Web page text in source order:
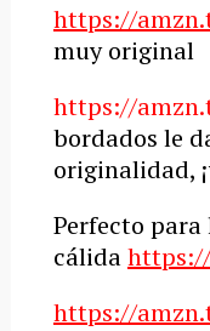
https://
muy original
https://
bordados le
originalidad,
Perfecto
cálida
https://